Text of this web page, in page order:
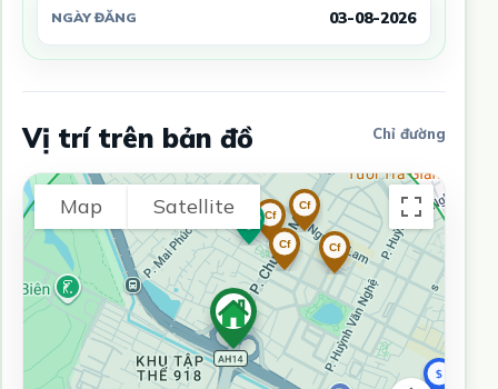
NGÀY ĐĂNG 03-08-2026
Vị trí trên bản đồ Chỉ đường
Map Satellite